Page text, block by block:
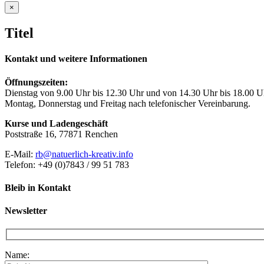
Close
product
view
×
Titel
Kontakt und weitere Informationen
Öffnungszeiten:
Dienstag von 9.00 Uhr bis 12.30 Uhr und von 14.30 Uhr bis 18.00
Montag, Donnerstag und Freitag nach telefonischer Vereinbarung.
Kurse und Ladengeschäft
Poststraße 16, 77871 Renchen
E-Mail: rb@natuerlich-kreativ.info
Telefon: +49 (0)7843 / 99 51 783
Bleib in Kontakt
Newsletter
Name: